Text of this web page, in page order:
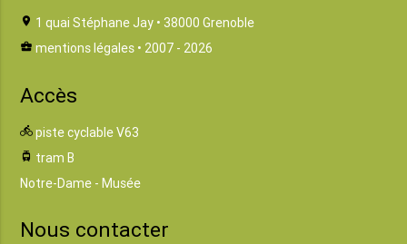
location_on 1 quai Stéphane Jay • 38000 Grenoble
business_center mentions légales • 2007 - 2026
Accès
directions_bike piste cyclable V63
tram tram B
Notre-Dame - Musée
Nous contacter